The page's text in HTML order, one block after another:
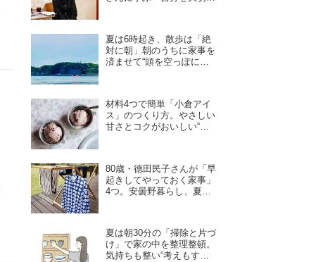
夏は6時起き、散歩は「絶
対に朝」朝のうちに家事を
済ませて“頭を空っぽにし
材料4つで簡単「小倉アイ
ス」のつくり方。やさしい
甘さとコクがおいしい“混
80歳・德田民子さんが「早
起きしてやっておく家事」
4つ。安曇野暮らし、夏は5
夏は朝30分の「掃除と片づ
け」で家の中を整理整頓。
気持ちも整い“考えもすっ